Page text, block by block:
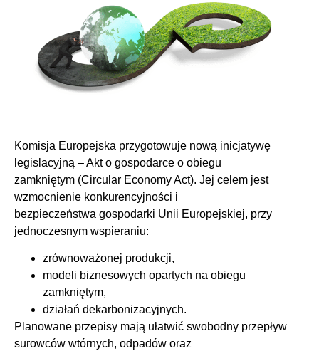
Komisja Europejska przygotowuje nową inicjatywę
legislacyjną – Akt o gospodarce o obiegu
zamkniętym (Circular Economy Act). Jej celem jest
wzmocnienie konkurencyjności i
bezpieczeństwa gospodarki Unii Europejskiej, przy
jednoczesnym wspieraniu:
zrównoważonej produkcji,
modeli biznesowych opartych na obiegu
zamkniętym,
działań dekarbonizacyjnych.
Planowane przepisy mają ułatwić swobodny przepływ
surowców wtórnych, odpadów oraz